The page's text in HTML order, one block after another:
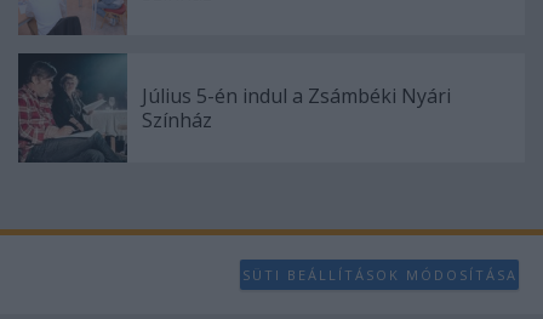
Július 5-én indul a Zsámbéki Nyári
Színház
SÜTI BEÁLLÍTÁSOK MÓDOSÍTÁSA